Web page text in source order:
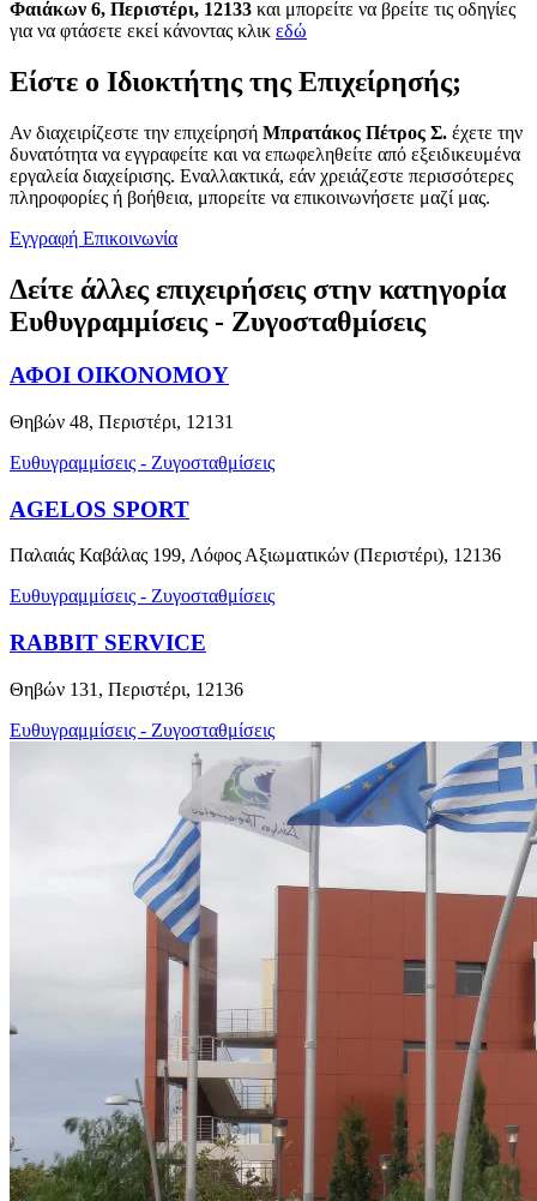
Φαιάκων 6, Περιστέρι, 12133 και μπορείτε να βρείτε τις οδηγίες
για να φτάσετε εκεί κάνοντας κλικ εδώ
Είστε ο Ιδιοκτήτης της Επιχείρησής;
Αν διαχειρίζεστε την επιχείρησή Μπρατάκος Πέτρος Σ. έχετε την
δυνατότητα να εγγραφείτε και να επωφεληθείτε από εξειδικευμένα
εργαλεία διαχείρισης. Εναλλακτικά, εάν χρειάζεστε περισσότερες
πληροφορίες ή βοήθεια, μπορείτε να επικοινωνήσετε μαζί μας.
Εγγραφή Επικοινωνία
Δείτε άλλες επιχειρήσεις στην κατηγορία
Ευθυγραμμίσεις - Ζυγοσταθμίσεις
ΑΦΟΙ ΟΙΚΟΝΟΜΟΥ
Θηβών 48, Περιστέρι, 12131
Ευθυγραμμίσεις - Ζυγοσταθμίσεις
AGELOS SPORT
Παλαιάς Καβάλας 199, Λόφος Αξιωματικών (Περιστέρι), 12136
Ευθυγραμμίσεις - Ζυγοσταθμίσεις
RABBIT SERVICE
Θηβών 131, Περιστέρι, 12136
Ευθυγραμμίσεις - Ζυγοσταθμίσεις